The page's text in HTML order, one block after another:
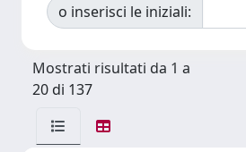
o inserisci le iniziali:
Mostrati risultati da 1 a
20 di 137